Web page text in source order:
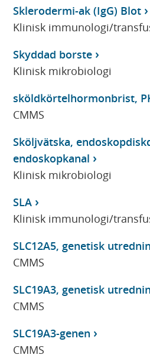
Sklerodermi-ak (IgG) Blot
Klinisk immunologi/
Skyddad borste
Klinisk mikrobiologi
sköldkörtelhormonbrist,
CMMS
Sköljvätska,
endoskopkanal
Klinisk mikrobiologi
SLA
Klinisk immunologi/
SLC12A5, genetisk
CMMS
SLC19A3, genetisk
CMMS
SLC19A3-genen
CMMS